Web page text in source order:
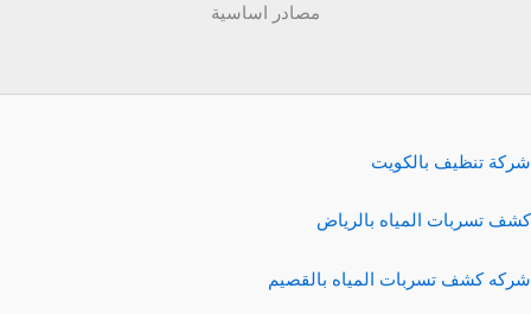
مصادر اساسية
شركة تنظيف بالكويت
كشف تسربات المياه بالرياض
شركه كشف تسربات المياه بالقصيم